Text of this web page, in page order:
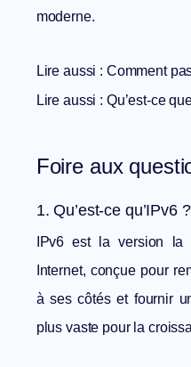
moderne.
Lire aussi : Comment
Lire aussi : Qu’est-ce
Foire aux
1. Qu’est-ce qu’IPv6 ?
IPv6 est la version la
Internet, conçue pour
à ses côtés et fournir
plus vaste pour la